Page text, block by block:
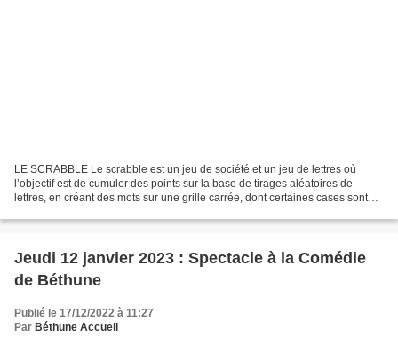
LE SCRABBLE Le scrabble est un jeu de société et un jeu de lettres où
l’objectif est de cumuler des points sur la base de tirages aléatoires de
lettres, en créant des mots sur une grille carrée, dont certaines cases sont
Jeudi 12 janvier 2023 : Spectacle à la Comédie
de Béthune
Publié le 17/12/2022 à 11:27
Par Béthune Accueil